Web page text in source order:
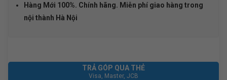
MF113wHàng Mới 100%. Chính hãng. Miễn phí giao hàng trong
nội thành Hà Nội
TRẢ GÓP QUA THẺ
Visa, Master, JCB